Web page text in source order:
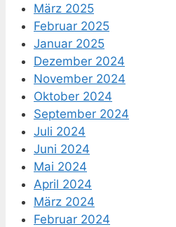
März 2025
Februar 2025
Januar 2025
Dezember 2024
November 2024
Oktober 2024
September 2024
Juli 2024
Juni 2024
Mai 2024
April 2024
März 2024
Februar 2024